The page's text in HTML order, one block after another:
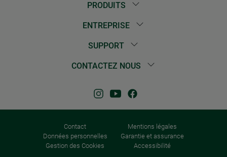
PRODUITS
ENTREPRISE
SUPPORT
CONTACTEZ NOUS
Contact
Mentions légales
Données personnelles
Garantie et assurance
Gestion des Cookies
Accessibilité